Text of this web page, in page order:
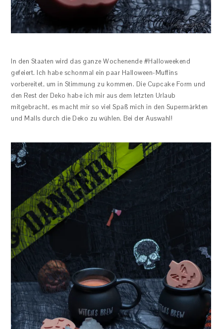
In den Staaten wird das ganze Wochenende #Halloweekend
gefeiert. Ich habe schonmal ein paar Halloween-Muffins
vorbereitet, um in Stimmung zu kommen. Die Cupcake Form und
den Rest der Deko habe ich mir aus dem letzten Urlaub
mitgebracht, es macht mir so viel Spaß mich in den Supermärkten
und Malls durch die Deko zu wühlen. Bei der Auswahl!